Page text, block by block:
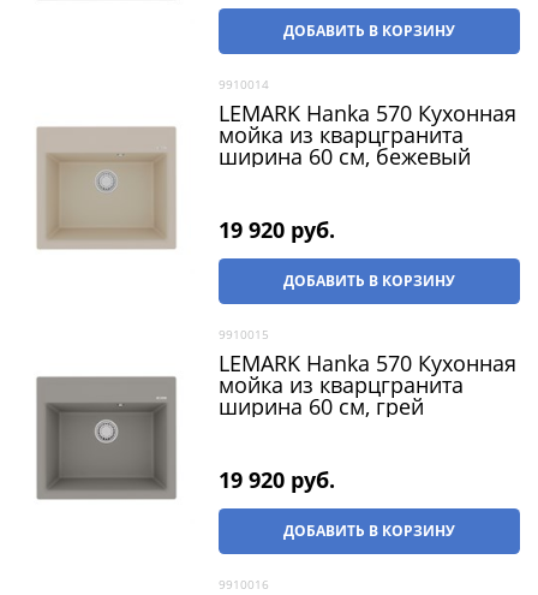
ДОБАВИТЬ В КОРЗИНУ
9910014
LEMARK Hanka 570 Кухонная
мойка из кварцгранита
ширина 60 см, бежевый
19 920 руб.
ДОБАВИТЬ В КОРЗИНУ
9910015
LEMARK Hanka 570 Кухонная
мойка из кварцгранита
ширина 60 см, грей
19 920 руб.
ДОБАВИТЬ В КОРЗИНУ
9910016